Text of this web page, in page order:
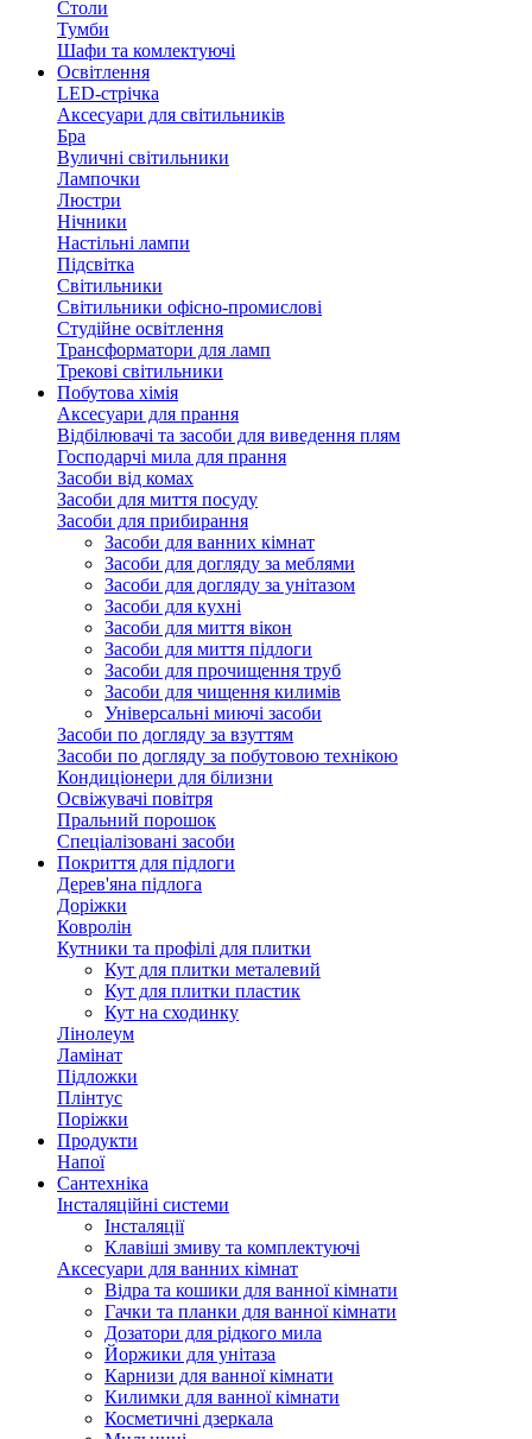
Столи
Тумби
Шафи та комлектуючі
Освітлення
LED-стрічка
Аксесуари для світильників
Бра
Вуличні світильники
Лампочки
Люстри
Нічники
Настільні лампи
Підсвітка
Світильники
Світильники офісно-промислові
Студійне освітлення
Трансформатори для ламп
Трекові світильники
Побутова хімія
Аксесуари для прання
Відбілювачі та засоби для виведення плям
Господарчі мила для прання
Засоби від комах
Засоби для миття посуду
Засоби для прибирання
Засоби для ванних кімнат
Засоби для догляду за меблями
Засоби для догляду за унітазом
Засоби для кухні
Засоби для миття вікон
Засоби для миття підлоги
Засоби для прочищення труб
Засоби для чищення килимів
Універсальні миючі засоби
Засоби по догляду за взуттям
Засоби по догляду за побутовою технікою
Кондиціонери для білизни
Освіжувачі повітря
Пральний порошок
Спеціалізовані засоби
Покриття для підлоги
Дерев'яна підлога
Доріжки
Ковролін
Кутники та профілі для плитки
Кут для плитки металевий
Кут для плитки пластик
Кут на сходинку
Лінолеум
Ламінат
Підложки
Плінтус
Поріжки
Продукти
Напої
Сантехніка
Інсталяційні системи
Інсталяції
Клавіші змиву та комплектуючі
Аксесуари для ванних кімнат
Відра та кошики для ванної кімнати
Гачки та планки для ванної кімнати
Дозатори для рідкого мила
Йоржики для унітаза
Карнизи для ванної кімнати
Килимки для ванної кімнати
Косметичні дзеркала